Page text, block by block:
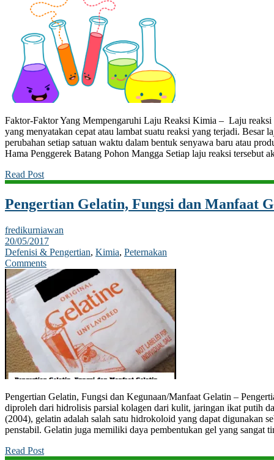
Faktor-Faktor Yang Mempengaruhi Laju Reaksi Kimia – Laju reaksi
yang menyatakan cepat atau lambat suatu reaksi yang terjadi. Besar
perubahan setiap satuan waktu dalam bentuk senyawa baru atau
Hama Penggerek Batang Pohon Mangga Setiap laju reaksi tersebut
Read Post
Pengertian Gelatin, Fungsi dan Manfaat
fredikurniawan
20/05/2017
Defenisi & Pengertian, Kimia, Peternakan
Comments
Pengertian Gelatin, Fungsi dan Kegunaan/Manfaat Gelatin –
diproleh dari hidrolisis parsial kolagen dari kulit, jaringan ikat putih
(2004), gelatin adalah salah satu hidrokoloid yang dapat digunakan
penstabil. Gelatin juga memiliki daya pembentukan gel yang sangat
Read Post